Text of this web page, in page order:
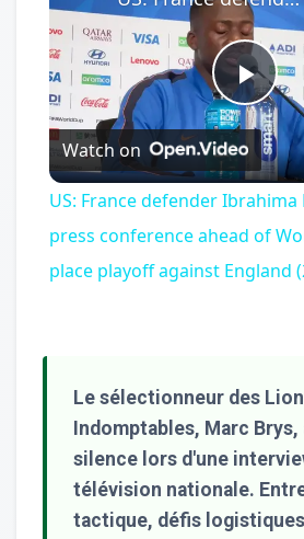
Watch on
US: France defender
press conference ahead of
place playoff against England
Le sélectionneur des
Indomptables, Marc
silence lors d'une
télévision nationale.
tactique, défis